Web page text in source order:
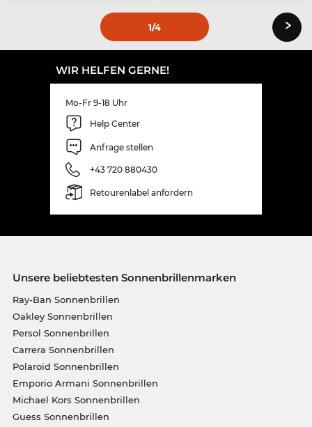
1/4 ›
WIR HELFEN GERNE!
Mo-Fr 9-18 Uhr
Help Center
Anfrage stellen
+43 720 880430
Retourenlabel anfordern
Unsere beliebtesten Sonnenbrillenmarken
Ray-Ban Sonnenbrillen
Oakley Sonnenbrillen
Persol Sonnenbrillen
Carrera Sonnenbrillen
Polaroid Sonnenbrillen
Emporio Armani Sonnenbrillen
Michael Kors Sonnenbrillen
Guess Sonnenbrillen